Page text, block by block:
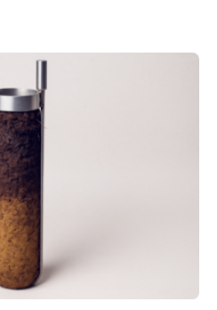
können, wenn sie in
wichtig ist, zeigt der vom
und der
und am 24. Oktober
„KreisLauf“. Er